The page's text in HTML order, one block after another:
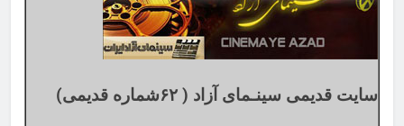
سایت قدیمی سینـمای آزاد ( ۶۲شماره قدیمی)